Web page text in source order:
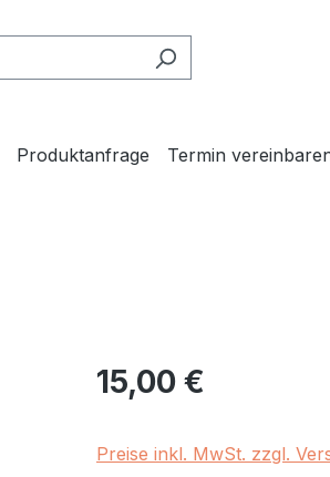
Produktanfrage Termin
Regulärer Preis:
15,00 €
Preise inkl. MwSt. zzgl.